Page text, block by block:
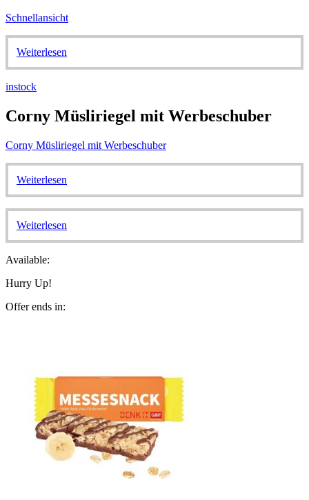
Schnellansicht
Weiterlesen
instock
Corny Müsliriegel mit Werbeschuber
Corny Müsliriegel mit Werbeschuber
Weiterlesen
Weiterlesen
Available:
Hurry Up!
Offer ends in: